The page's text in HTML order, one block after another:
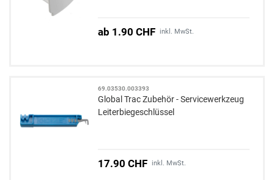
ab 1.90 CHF inkl. MwSt.
69.03530.003393
Global Trac Zubehör - Servicewerkzeug
Leiterbiegeschlüssel
17.90 CHF inkl. MwSt.